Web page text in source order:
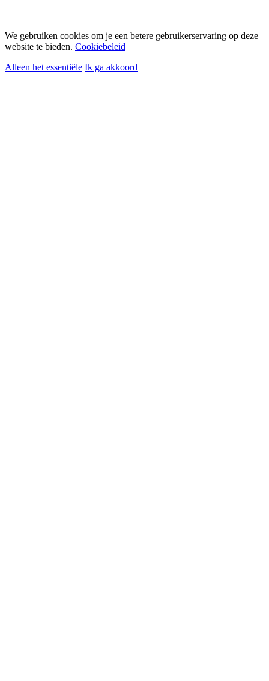
We gebruiken cookies om je een betere gebruikerservaring op deze
website te bieden. Cookiebeleid
Alleen het essentiële Ik ga akkoord